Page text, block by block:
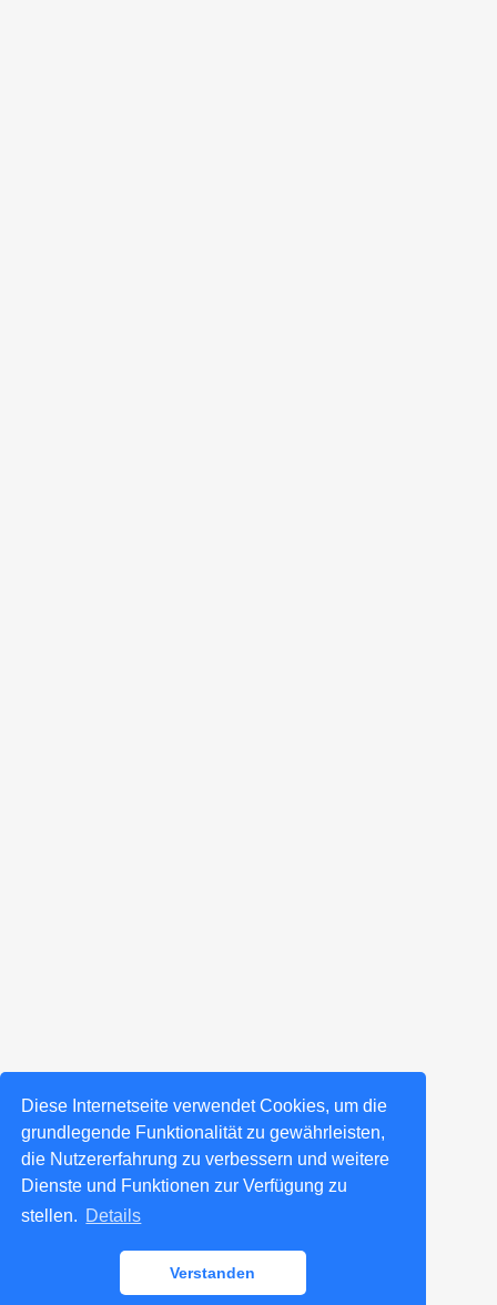
Diese Internetseite verwendet Cookies, um die
grundlegende Funktionalität zu gewährleisten,
die Nutzererfahrung zu verbessern und weitere
Dienste und Funktionen zur Verfügung zu
stellen. Details
Verstanden